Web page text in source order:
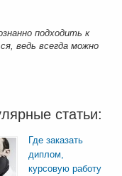
подходить к
ведь всегда можно
статьи:
Где заказать
диплом,
курсовую работу